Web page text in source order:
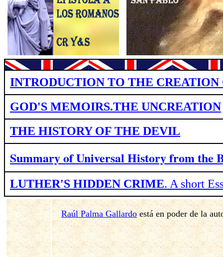
INTRODUCTION TO THE CREATION
GOD'S MEMOIRS.THE UNCREATION
THE HISTORY OF THE DEVIL
Summary of Universal History fromthe
LUTHER'S HIDDEN CRIME. A short
Raúl Palma Gallardoestá en poder de la